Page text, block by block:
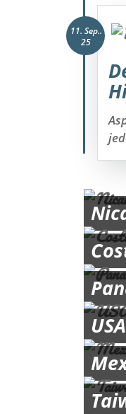
11. Sep..
25
USA